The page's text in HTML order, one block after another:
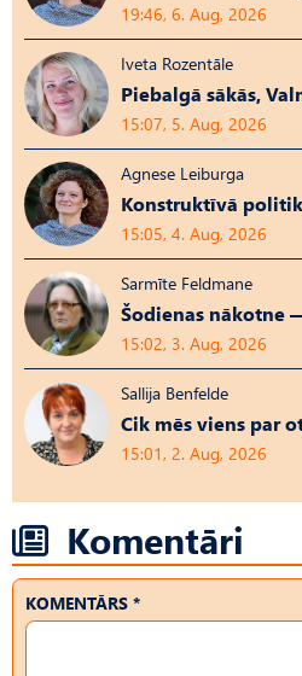
19:46, 6. Aug, 2026
Iveta Rozentāle
Piebalgā sākās,
15:07, 5. Aug, 2026
Agnese Leiburga
Konstruktīvā
15:05, 4. Aug, 2026
Sarmīte Feldmane
Šodienas nākotne
15:02, 3. Aug, 2026
Sallija Benfelde
Cik mēs viens par
15:01, 2. Aug, 2026
Komentāri
KOMENTĀRS *